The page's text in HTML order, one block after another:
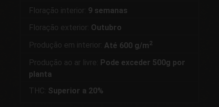
Floração interior: 9 semanas
Floração exterior: Outubro
Produção em interior: Até 600 g/m2
Produção ao ar livre: Pode exceder 500g por
planta
THC: Superior a 20%